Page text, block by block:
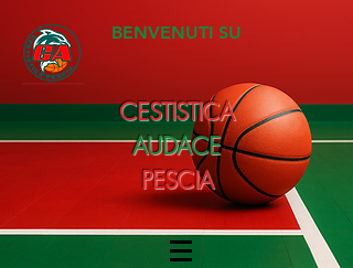
BENVENUTI SU
CESTISTICA
AUDACE
PESCIA